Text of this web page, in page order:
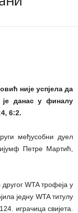
није успјела да
је данас у финалу
6:2.
међусобни дуел
Петре Мартић,
WTA трофеја у
једну WTA титулу
играчица свијета.